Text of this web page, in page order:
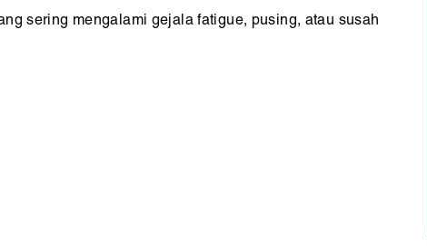
sering mengalami gejala fatigue, pusing, atau susah